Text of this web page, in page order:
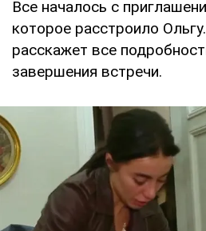
Все началось с
которое расстроило Ольгу.
расскажет все
завершения встречи.